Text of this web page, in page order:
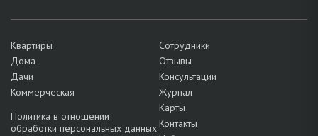
Квартиры
Дома
Дачи
Коммерческая
Политика в отношении
обработки персональных данных
Сотрудники
Отзывы
Консультации
Журнал
Карты
Контакты